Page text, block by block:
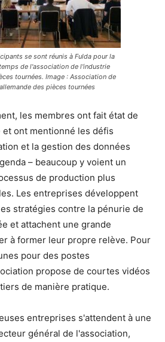
se sont réunis à Fulda pour la
de l'association de l'industrie
tournées. Image : Association de
des pièces tournées
les membres ont fait état de
ont mentionné les défis
et la gestion des données
– beaucoup y voient un
de production plus
Les entreprises développent
stratégies contre la pénurie de
et attachent une grande
à former leur propre relève. Pour
pour des postes
propose de courtes vidéos
de manière pratique.
entreprises s'attendent à une
général de l'association,